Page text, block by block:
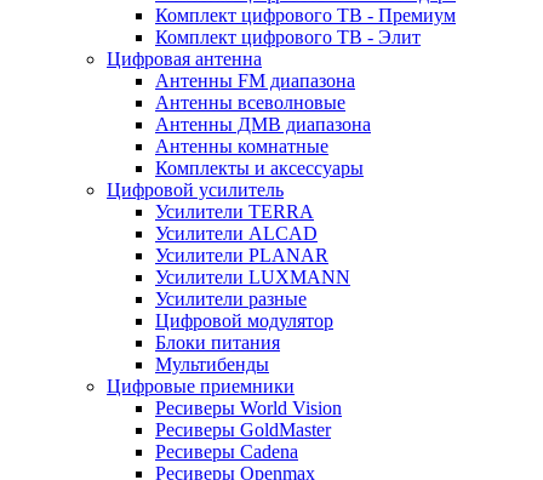
Комплект цифрового ТВ - Премиум
Комплект цифрового ТВ - Элит
Цифровая антенна
Антенны FM диапазона
Антенны всеволновые
Антенны ДМВ диапазона
Антенны комнатные
Комплекты и аксессуары
Цифровой усилитель
Усилители TERRA
Усилители ALCAD
Усилители PLANAR
Усилители LUXMANN
Усилители разные
Цифровой модулятор
Блоки питания
Мультибенды
Цифровые приемники
Ресиверы World Vision
Ресиверы GoldMaster
Ресиверы Cadena
Ресиверы Openmax